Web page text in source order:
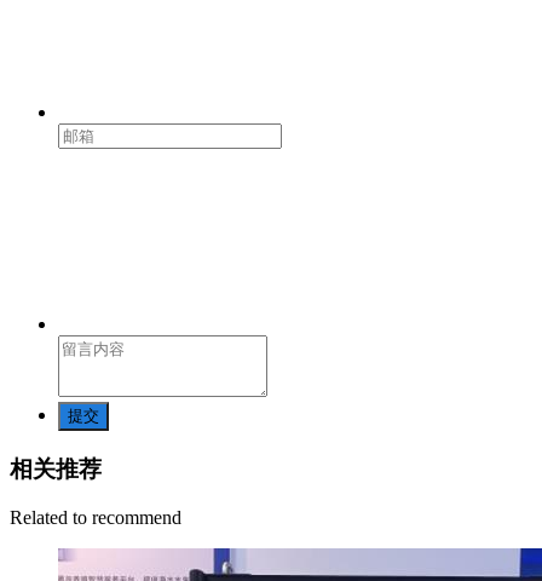
提交
相关推荐
Related to recommend